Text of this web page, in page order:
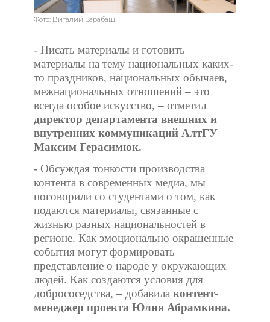
Фото: Виталий Барабаш
- Писать материалы и готовить
материалы на тему национальных каких-
то праздников, национальных обычаев,
межнациональных отношений – это
всегда особое искусство, – отметил
директор департамента внешних и
внутренних коммуникаций АлтГУ
Максим Герасимюк.
- Обсуждая тонкости производства
контента в современных медиа, мы
поговорили со студентами о том, как
подаются материалы, связанные с
жизнью разных национальностей в
регионе. Как эмоционально окрашенные
события могут формировать
представление о народе у окружающих
людей. Как создаются условия для
добрососедства, – добавила контент-
менеджер проекта Юлия Абрамкина.